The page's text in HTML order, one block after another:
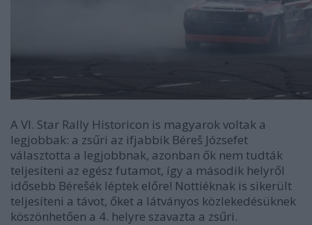
A VI. Star Rally Historicon is magyarok voltak a
legjobbak: a zsűri az ifjabbik Béreš Józsefet
választotta a legjobbnak, azonban ők nem tudták
teljesíteni az egész futamot, így a második helyről
idősebb Bérešék léptek előre! Nottiéknak is sikerült
teljesíteni a távot, őket a látványos közlekedésüknek
köszönhetően a 4. helyre szavazta a zsűri.